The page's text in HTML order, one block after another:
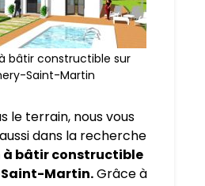
bâtir constructible sur
Saint-Martin
le terrain, nous vous
dans la recherche
bâtir constructible
Martin.Grâce à